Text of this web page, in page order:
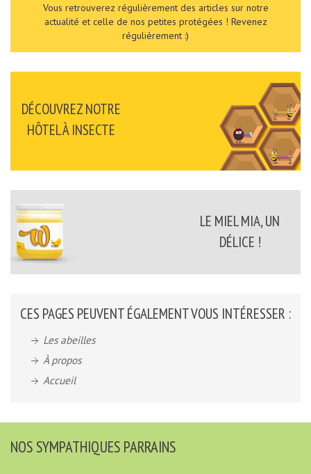
Vous retrouverez régulièrement des articles sur notre
actualité et celle de nos petites protégées ! Revenez
régulièrement :)
DÉCOUVREZ NOTRE
HÔTEL À INSECTE
LE MIEL MIA, UN
DÉLICE !
CES PAGES PEUVENT ÉGALEMENT VOUS INTÉRESSER :
Les abeilles
À propos
Accueil
NOS SYMPATHIQUES PARRAINS